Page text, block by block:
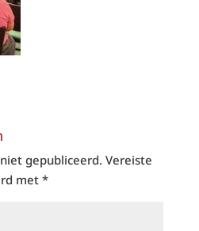
gepubliceerd. Vereiste
met *